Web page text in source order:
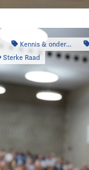
Kennis & onderzoek
Sterke Raad